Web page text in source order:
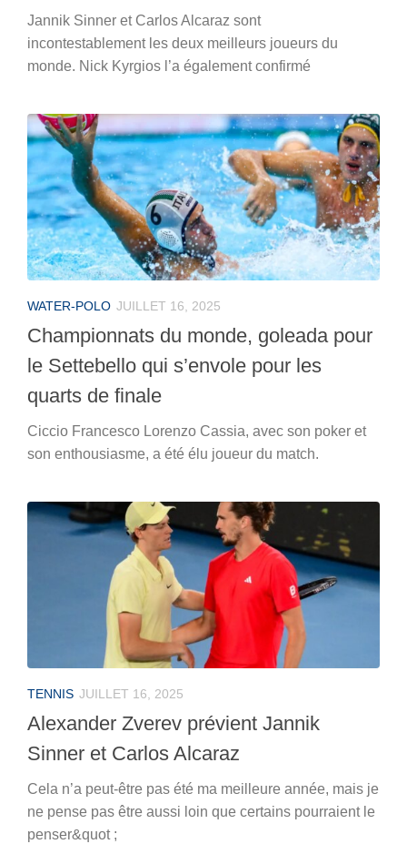
Jannik Sinner et Carlos Alcaraz sont
incontestablement les deux meilleurs joueurs du
monde. Nick Kyrgios l’a également confirmé
WATER-POLO JUILLET 16, 2025
Championnats du monde, goleada pour
le Settebello qui s’envole pour les
quarts de finale
Ciccio Francesco Lorenzo Cassia, avec son poker et
son enthousiasme, a été élu joueur du match.
TENNIS JUILLET 16, 2025
Alexander Zverev prévient Jannik
Sinner et Carlos Alcaraz
Cela n’a peut-être pas été ma meilleure année, mais je
ne pense pas être aussi loin que certains pourraient le
penser&quot ;